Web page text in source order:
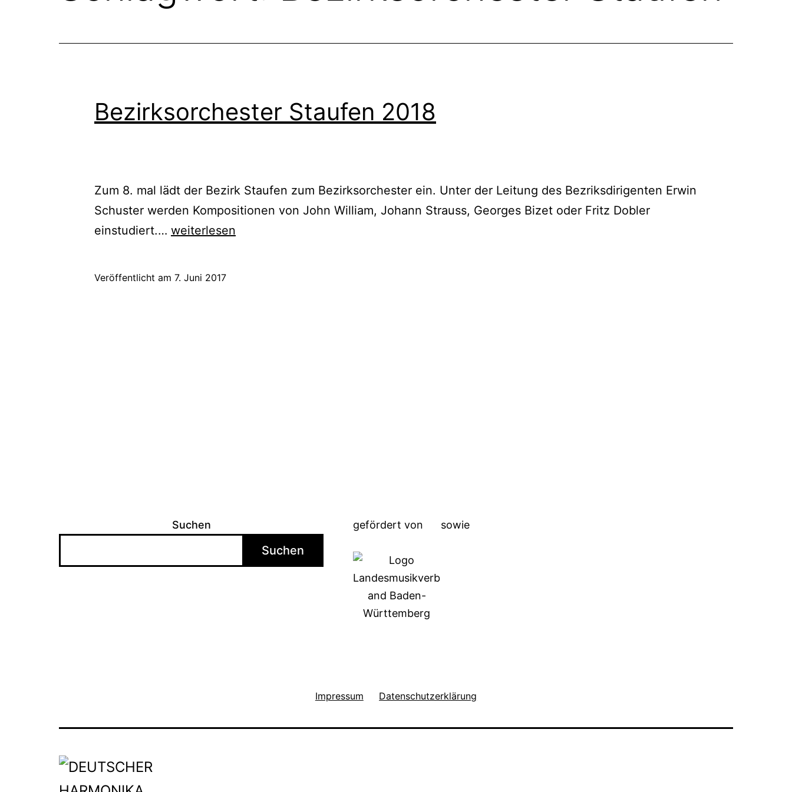
Bezirksorchester Staufen 2018
Zum 8. mal lädt der Bezirk Staufen zum Bezirksorchester ein. Unter der Leitung des Bezriksdirigenten Erwin
Schuster werden Kompositionen von John William, Johann Strauss, Georges Bizet oder Fritz Dobler
einstudiert.… Bezirksorchester
weiterlesen
Veröffentlicht am 7. Juni 2017
Suchen
Suchen
gefördert von sowie
Impressum Datenschutzerklärung